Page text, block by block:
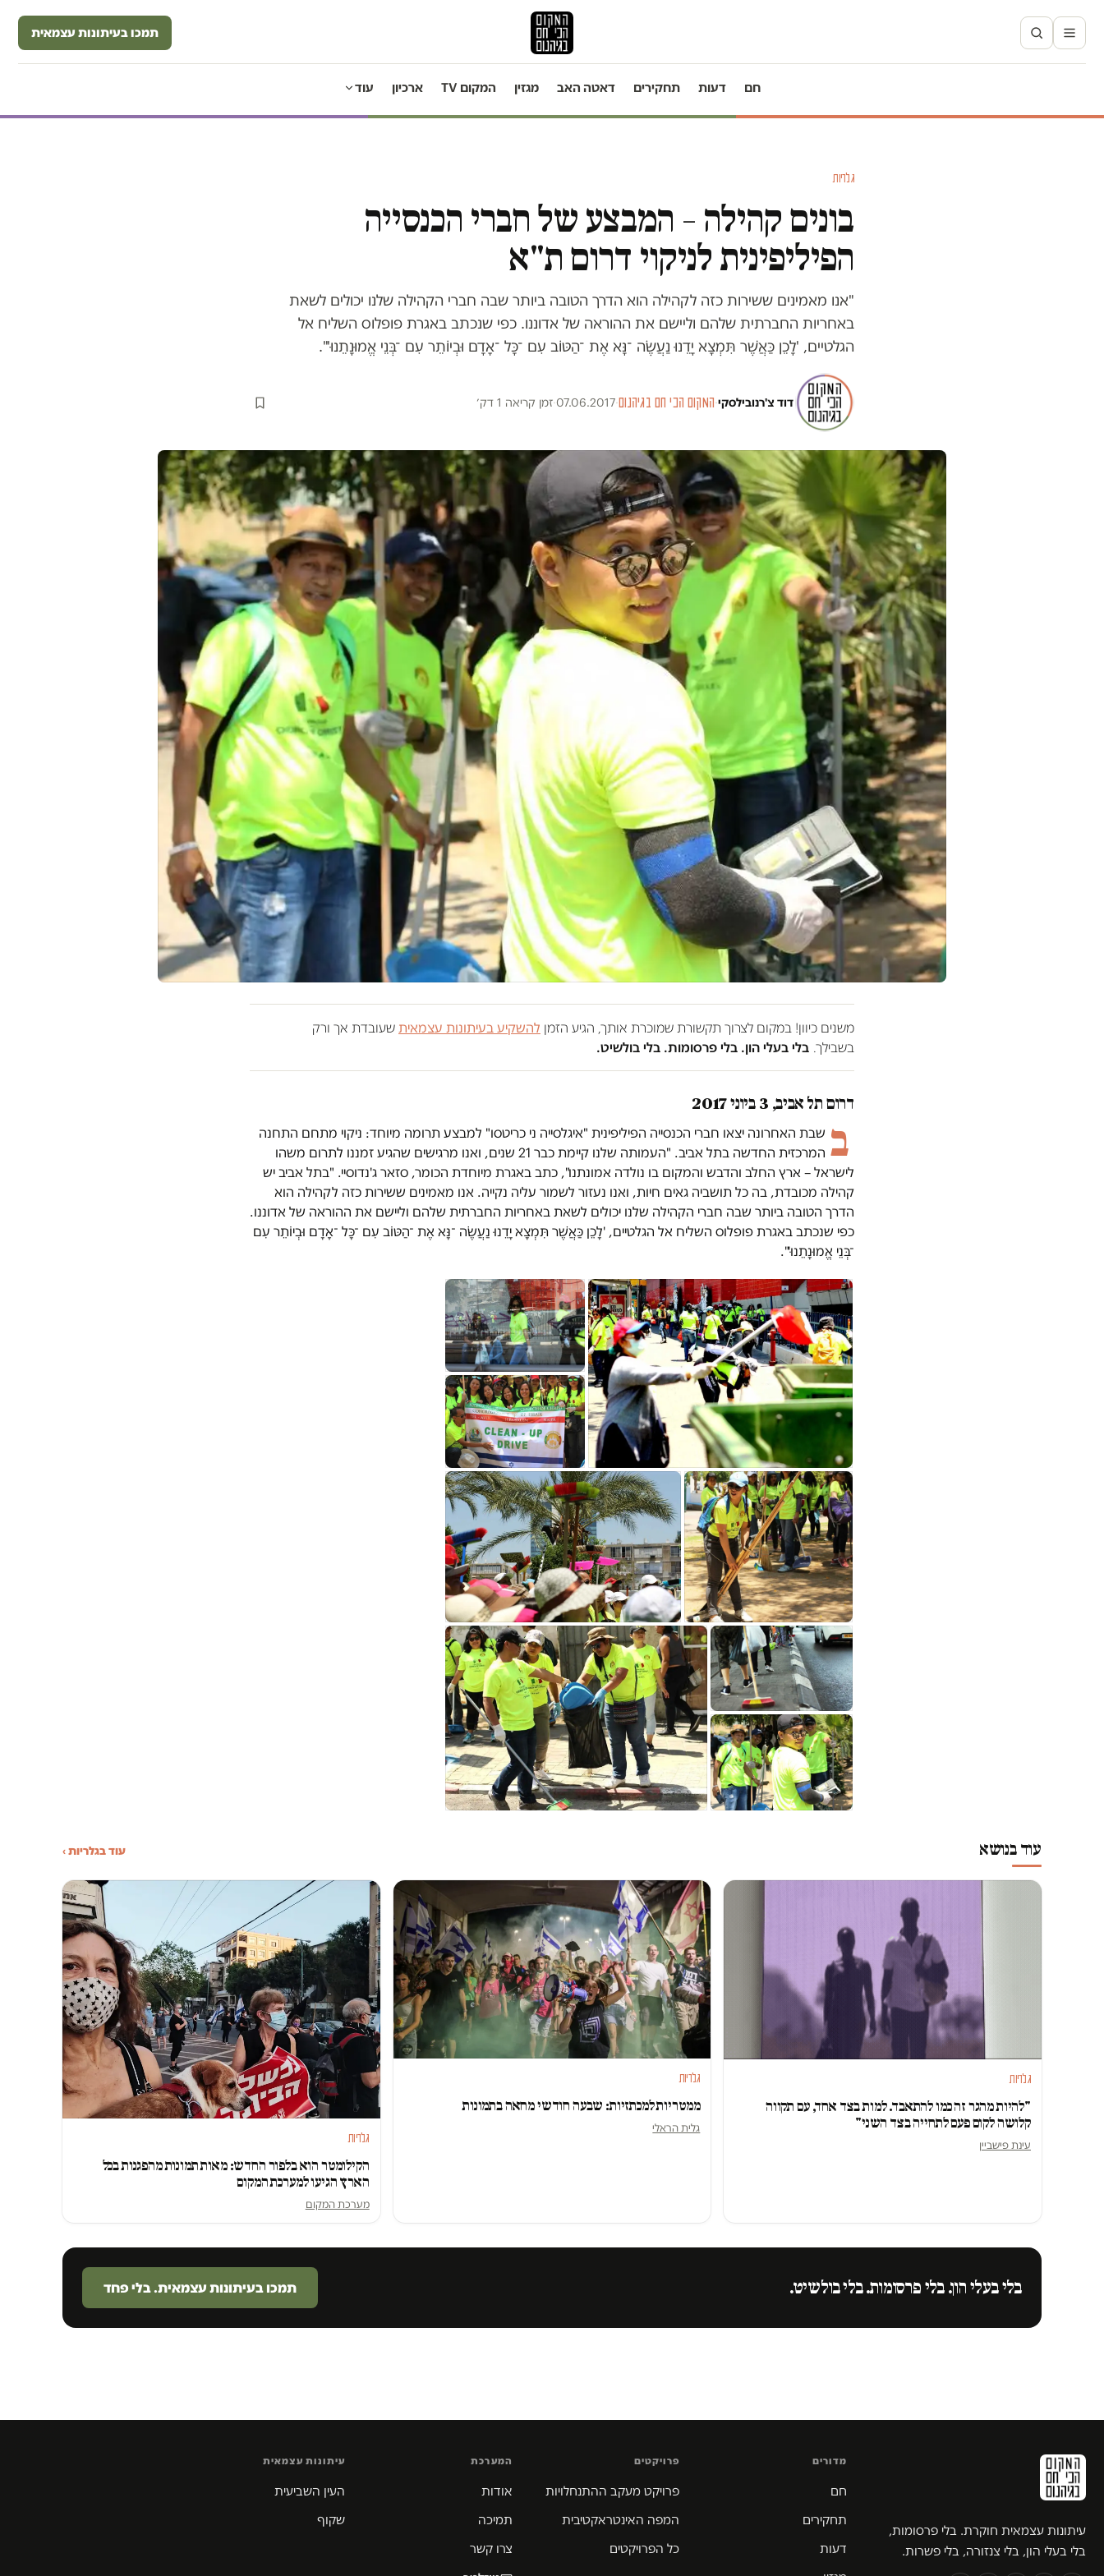
תמכו בעיתונות עצמאית
חם דעות תחקירים דאטה האב מגזין המקום TV ארכיון עוד
גלריות
בונים קהילה – המבצע של חברי הכנסייה
הפיליפינית לניקוי דרום ת"א
"אנו מאמינים ששירות כזה לקהילה הוא הדרך הטובה ביותר שבה חברי הקהילה שלנו יכולים לשאת
באחריות החברתית שלהם וליישם את ההוראה של אדוננו. כפי שנכתב באגרת פופלוס השליח אל
הגלטיים, 'לָכֵן כַּאֲשֶׁר תִּמְצָא יָדֵנוּ נַעֲשֶׂה ־נָּא אֶת ־הַטּוֹב עִם ־כָּל ־אָדָם וּבְיוֹתֵר עִם ־בְּנֵי אֱמוּנָתֵנוּ'".
דוד צ'רנובילסקי·המקום הכי חם בגיהנום·
07.06.2017
·זמן קריאה 1 דק׳
משנים כיוון! במקום לצרוך תקשורת שמוכרת אותך, הגיע הזמן להשקיע בעיתונות עצמאית שעובדת אך ורק
בשבילך. בלי בעלי הון. בלי פרסומות. בלי בולשיט.
דרום תל אביב, 3 ביוני 2017
ב שבת האחרונה יצאו חברי הכנסייה הפיליפינית "איגלסייה ני כריטסו" למבצע תרומה מיוחד: ניקוי מתחם התחנה
המרכזית החדשה בתל אביב. "העמותה שלנו קיימת כבר 21 שנים, ואנו מרגישים שהגיע זמננו לתרום משהו
לישראל – ארץ החלב והדבש והמקום בו נולדה אמונתנו", כתב באגרת מיוחדת הכומר, סזאר ג'נדוסיי. "בתל אביב יש
קהילה מכובדת, בה כל תושביה גאים חיות, ואנו נעזור לשמור עליה נקייה. אנו מאמינים ששירות כזה לקהילה הוא
הדרך הטובה ביותר שבה חברי הקהילה שלנו יכולים לשאת באחריות החברתית שלהם וליישם את ההוראה של אדוננו.
כפי שנכתב באגרת פופלוס השליח אל הגלטיים, 'לָכֵן כַּאֲשֶׁר תִּמְצָא יָדֵנוּ נַעֲשֶׂה ־נָּא אֶת ־הַטּוֹב עִם ־כָּל ־אָדָם וּבְיוֹתֵר עִם
־בְּנֵי אֱמוּנָתֵנוּ'".
עוד בנושא עוד בגלריות ›
גלריות
"להיות מהגר זה כמו להתאבד. למות בצד אחד, עם תקווה
קלושה לקום פעם לתחייה בצד השני"
עינת פישביין
גלריות
ממטריות למכתזיות: שבעה חודשי מחאה בתמונות
גלית הראלי
גלריות
הקילומטר הוא בלפור החדש: מאות תמונות מהפגנות בכל
הארץ הגיעו למערכת המקום
מערכת המקום
בלי בעלי הון. בלי פרסומות. בלי בולשיט. תמכו בעיתונות עצמאית. בלי פחד
עיתונות עצמאית חוקרת. בלי פרסומות,
בלי בעלי הון, בלי צנזורה, בלי פשרות.
מדורים
חם
תחקירים
דעות
פרויקטים
פרויקט מעקב ההתנחלויות
המפה האינטראקטיבית
כל הפרויקטים
המערכת
אודות
תמיכה
צרו קשר
עיתונות עצמאית
העין השביעית
שקוף